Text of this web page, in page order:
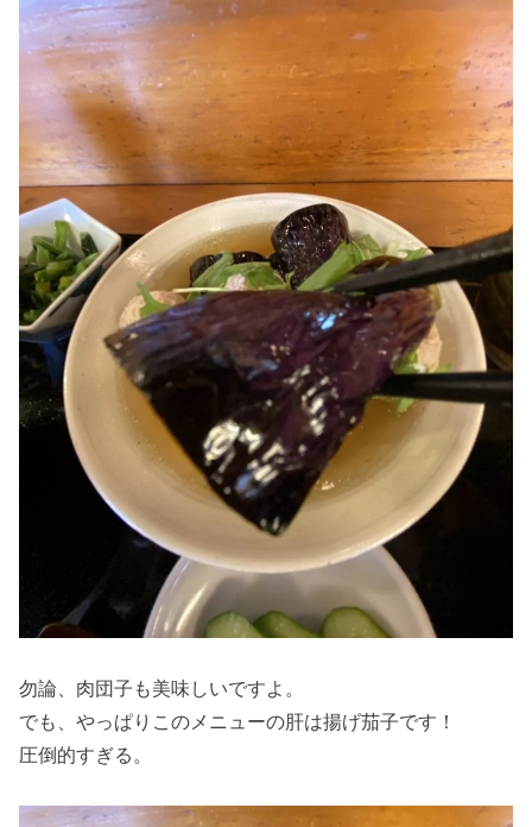
勿論、肉団子も美味しいですよ。
でも、やっぱりこのメニューの肝は揚げ茄子です！
圧倒的すぎる。